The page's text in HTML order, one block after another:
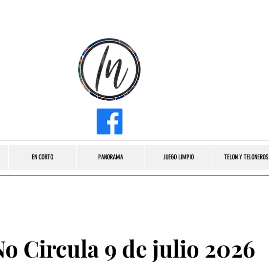
EN CORTO PANORAMA JUEGO LIMPIO TELON Y TELONEROS
Circula 9 de julio 2026